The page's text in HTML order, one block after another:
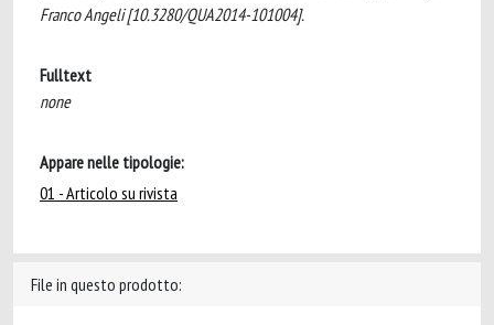
Franco Angeli [10.3280/QUA2014-101004].
Fulltext
none
Appare nelle tipologie:
01 - Articolo su rivista
File in questo prodotto: